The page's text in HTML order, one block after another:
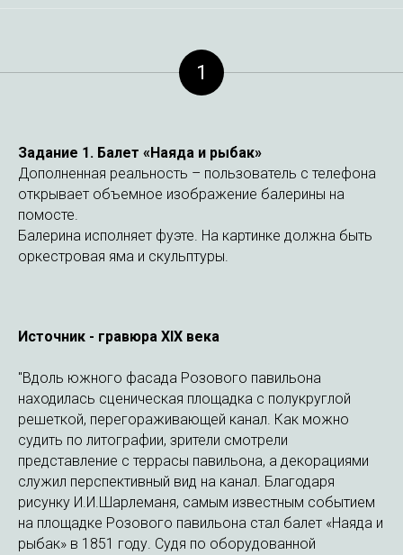
1
Задание 1. Балет «Наяда и рыбак»
Дополненная реальность – пользователь с телефона
открывает объемное изображение балерины на
помосте.
Балерина исполняет фуэте. На картинке должна быть
оркестровая яма и скульптуры.
Источник - гравюра XIX века
"Вдоль южного фасада Розового павильона
находилась сценическая площадка с полукруглой
решеткой, перегораживающей канал. Как можно
судить по литографии, зрители смотрели
представление с террасы павильона, а декорациями
служил перспективный вид на канал. Благодаря
рисунку И.И.Шарлеманя, самым известным событием
на площадке Розового павильона стал балет «Наяда и
рыбак» в 1851 году. Судя по оборудованной